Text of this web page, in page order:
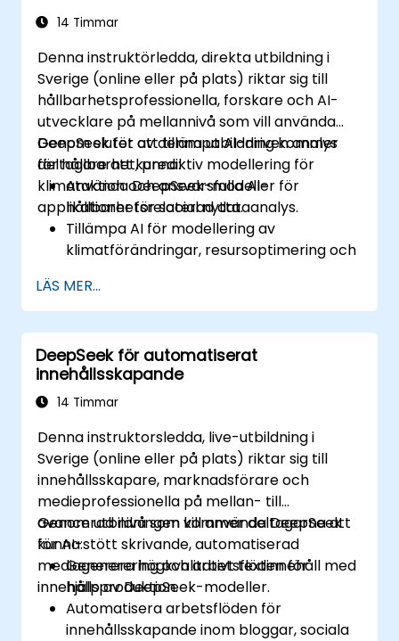
14 Timmar
Denna instruktörledda, direkta utbildning i
Sverige (online eller på plats) riktar sig till
hållbarhetsprofessionella, forskare och AI-
utvecklare på mellannivå som vill använda
DeepSeek för att tillämpa AI-driven analys
för hållbarhet, prediktiv modellering för
klimataktion och ansvarsfulla AI-
applikationer för social nytta.
Genom slutet av denna utbildning kommer
deltagare att kunna:
Använda DeepSeek-modeller för
hållbarhetsrelaterad dataanalys.
Tillämpa AI för modellering av
klimatförändringar, resursoptimering och
Utveckla AI-drivna lösningar för social
inverkan och hållbara utvecklingsmål
(SDG).
Säkra ansvarsfulla AI-praxis i
hållbarhetsapplikationer.
LÄS MER...
DeepSeek för automatiserat
innehållsskapande
14 Timmar
Denna instruktorsledda, live-utbildning i
Sverige (online eller på plats) riktar sig till
innehållsskapare, marknadsförare och
medieprofessionella på mellan- till
avancerad nivå som vill använda DeepSeek
för AI-stött skrivande, automatiserad
mediagenerering och arbetsflöden för
innehållsproduktion.
Genom utbildningen kommer deltagarna att
kunna:
Generera högkvalitativt textinnehåll med
hjälp av DeepSeek-modeller.
Automatisera arbetsflöden för
innehållsskapande inom bloggar, sociala